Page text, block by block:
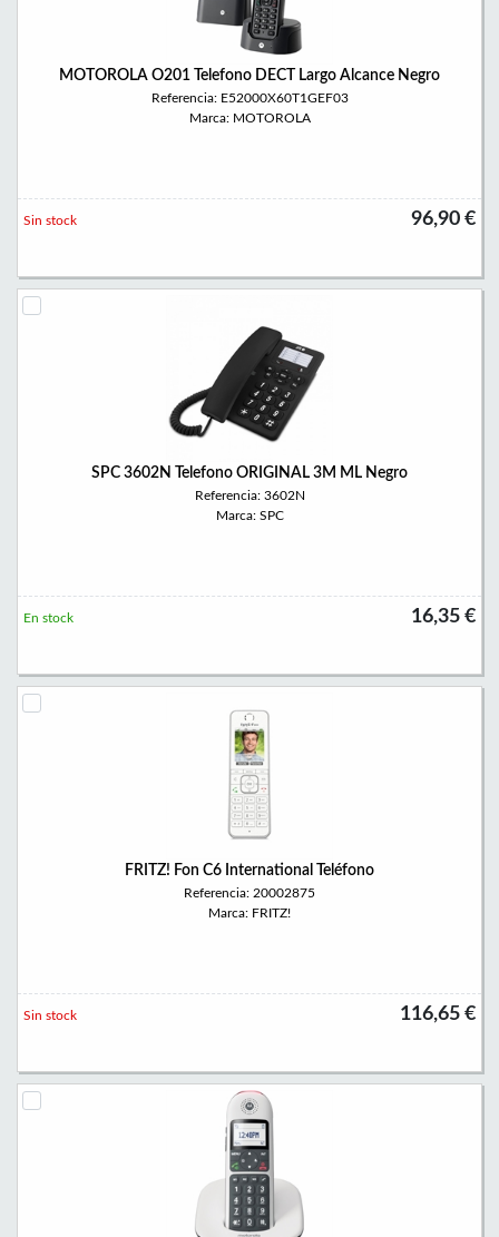
MOTOROLA O201 Telefono DECT Largo Alcance Negro
Referencia: E52000X60T1GEF03
Marca: MOTOROLA
96,90 €
Sin stock
SPC 3602N Telefono ORIGINAL 3M ML Negro
Referencia: 3602N
Marca: SPC
16,35 €
En stock
FRITZ! Fon C6 International Teléfono
Referencia: 20002875
Marca: FRITZ!
116,65 €
Sin stock